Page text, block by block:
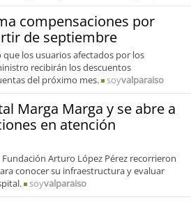
compensaciones por
de septiembre
los usuarios afectados por los
recibirán los descuentos
del próximo mes.
soyvalparaiso
Marga Marga y se abre a
en atención
Arturo López Pérez recorrieron
conocer su infraestructura y evaluar
soyvalparaiso